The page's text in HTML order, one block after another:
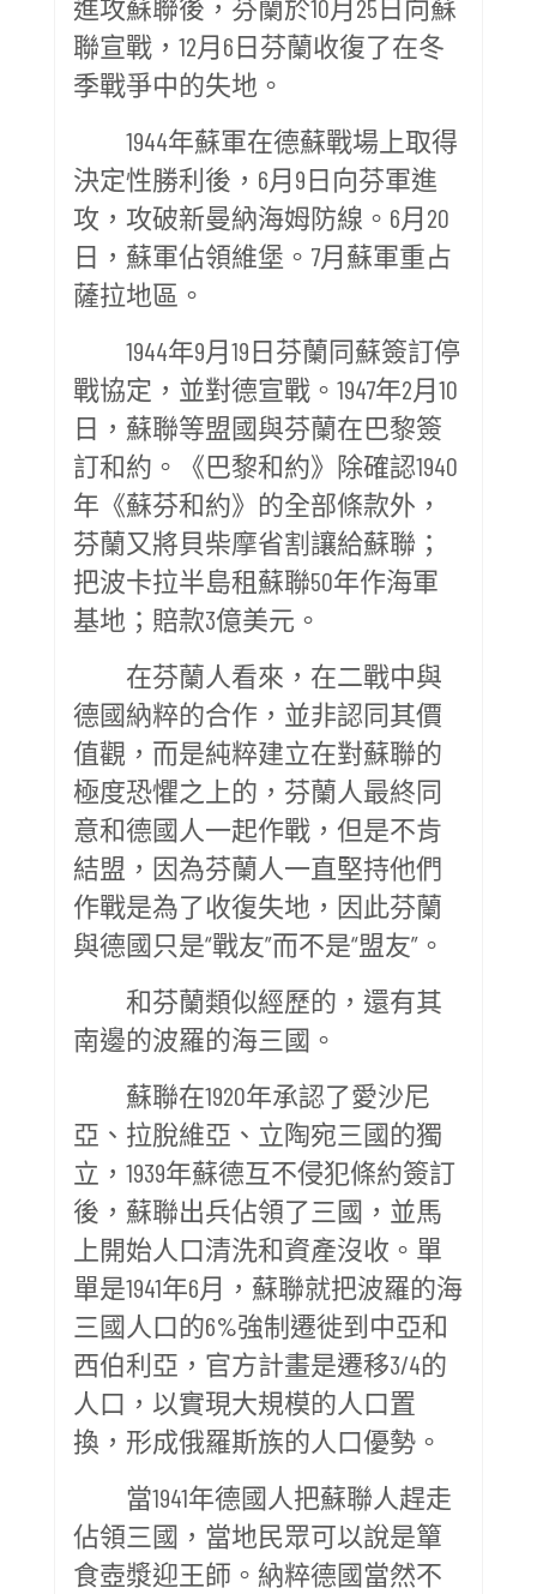
進攻蘇聯後，芬蘭於10月25日向蘇
聯宣戰，12月6日芬蘭收復了在冬
季戰爭中的失地。
1944年蘇軍在德蘇戰場上取得
決定性勝利後，6月9日向芬軍進
攻，攻破新曼納海姆防線。6月20
日，蘇軍佔領維堡。7月蘇軍重占
薩拉地區。
1944年9月19日芬蘭同蘇簽訂停
戰協定，並對德宣戰。1947年2月10
日，蘇聯等盟國與芬蘭在巴黎簽
訂和約。《巴黎和約》除確認1940
年《蘇芬和約》的全部條款外，
芬蘭又將貝柴摩省割讓給蘇聯；
把波卡拉半島租蘇聯50年作海軍
基地；賠款3億美元。
在芬蘭人看來，在二戰中與
德國納粹的合作，並非認同其價
值觀，而是純粹建立在對蘇聯的
極度恐懼之上的，芬蘭人最終同
意和德國人一起作戰，但是不肯
結盟，因為芬蘭人一直堅持他們
作戰是為了收復失地，因此芬蘭
與德國只是“戰友”而不是“盟友”。
和芬蘭類似經歷的，還有其
南邊的波羅的海三國。
蘇聯在1920年承認了愛沙尼
亞、拉脫維亞、立陶宛三國的獨
立，1939年蘇德互不侵犯條約簽訂
後，蘇聯出兵佔領了三國，並馬
上開始人口清洗和資產沒收。單
單是1941年6月，蘇聯就把波羅的海
三國人口的6%強制遷徙到中亞和
西伯利亞，官方計畫是遷移3/4的
人口，以實現大規模的人口置
換，形成俄羅斯族的人口優勢。
當1941年德國人把蘇聯人趕走
佔領三國，當地民眾可以說是簞
食壺漿迎王師。納粹德國當然不